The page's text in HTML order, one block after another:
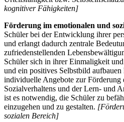
kognitiver Fähigkeiten]
Förderung im emotionalen und
Schüler bei der Entwicklung ihrer
und erlangt dadurch zentrale
zufriedenstellenden
Schüler sich in ihrer Einmaligkeit
und ein positives Selbstbild
individuelle Angebote zur Förderung
Sozialverhaltens und der Lern- und
ist es notwendig, die Schüler zu
einzugehen und zu gestalten.
sozialen Bereich]